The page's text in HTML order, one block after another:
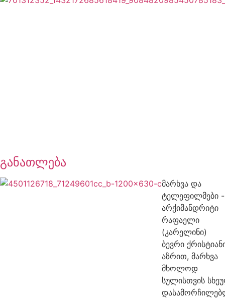
განათლება
მარხვა და
ტელეფილმები -
არქიმანდრიტი
რაფაელი
(კარელინი)
ბევრი
აზრით, მარხვა
მხოლოდ
სულისთვის